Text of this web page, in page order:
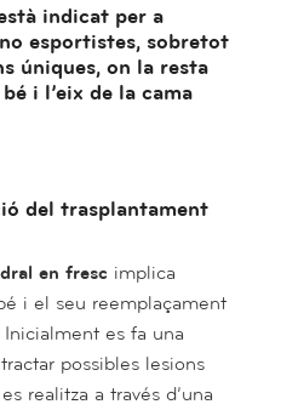
indicat per a
esportistes, sobretot
úniques, on la resta
i l’eix de la cama
del trasplantament
en fresc implica
i el seu reemplaçament
es fa una
possibles lesions
realitza a través d’una